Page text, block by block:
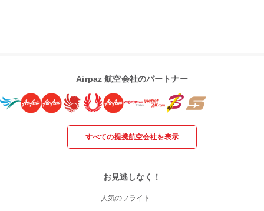
Airpaz 航空会社のパートナー
すべての提携航空会社を表示
お見逃しなく！
人気のフライト